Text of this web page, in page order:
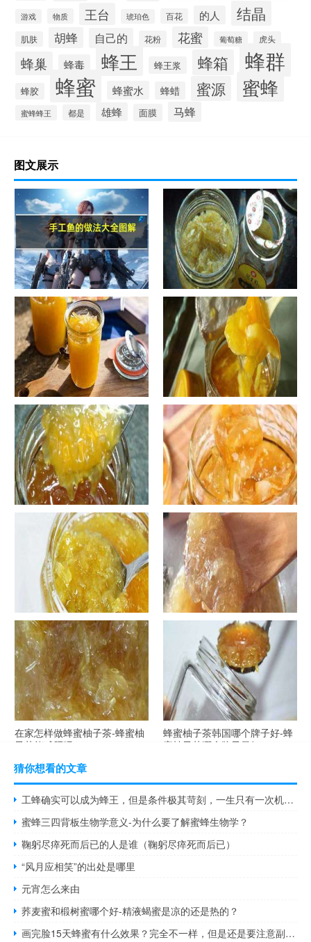
游戏 物质 王台 琥珀色 百花 的人 结晶
肌肤 胡蜂 自己的 花粉 花蜜 葡萄糖 虎头
蜂巢 蜂毒 蜂王 蜂王浆 蜂箱 蜂群
蜂胶 蜂蜜 蜂蜜水 蜂蜡 蜜源 蜜蜂
蜜蜂蜂王 都是 雄蜂 面膜 马蜂
图文展示
手工鱼的做法大全图解
蜂蜜柚子茶的正确做法-蜂蜜柚
子茶的浸泡方法有哪些？
自制蜂蜜柚子茶-蜂蜜柚子茶有
哪些正确的做法？
自制蜂蜜柚子茶-蜂蜜柚子茶如
何正确饮用？
罐装蜂蜜柚子茶胖吗-蜂蜜柚子
茶喝了会发胖吗？
在家怎样做蜂蜜柚子茶-喝蜂蜜
柚子茶有哪些禁忌？
自制蜂蜜柚子茶-蜂蜜柚子茶最
容易做什么？
在家怎样做蜂蜜柚子茶-蜂蜜柚
子茶可以解酒吗？
在家怎样做蜂蜜柚子茶-蜂蜜柚
子茶能减肥吗？
蜂蜜柚子茶韩国哪个牌子好-蜂
蜜柚子茶哪个牌子最好？
猜你想看的文章
工蜂确实可以成为蜂王，但是条件极其苛刻，一生只有一次机会！
蜜蜂三四背板生物学意义-为什么要了解蜜蜂生物学？
鞠躬尽瘁死而后已的人是谁（鞠躬尽瘁死而后已）
“风月应相笑”的出处是哪里
元宵怎么来由
荞麦蜜和椴树蜜哪个好-精液蝎蜜是凉的还是热的？
画完脸15天蜂蜜有什么效果？完全不一样，但是还是要注意副作用！